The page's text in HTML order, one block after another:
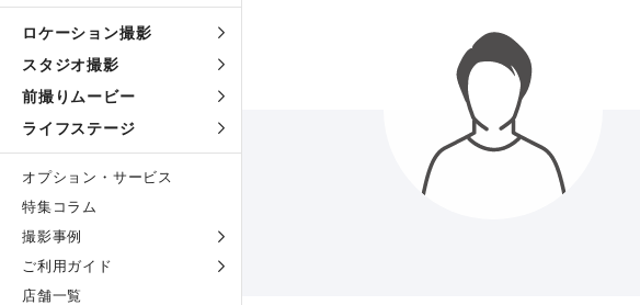
ロケーション撮影
スタジオ撮影
前撮りムービー
ライフステージ
オプション・サービス
特集コラム
撮影事例
ご利用ガイド
店舗一覧